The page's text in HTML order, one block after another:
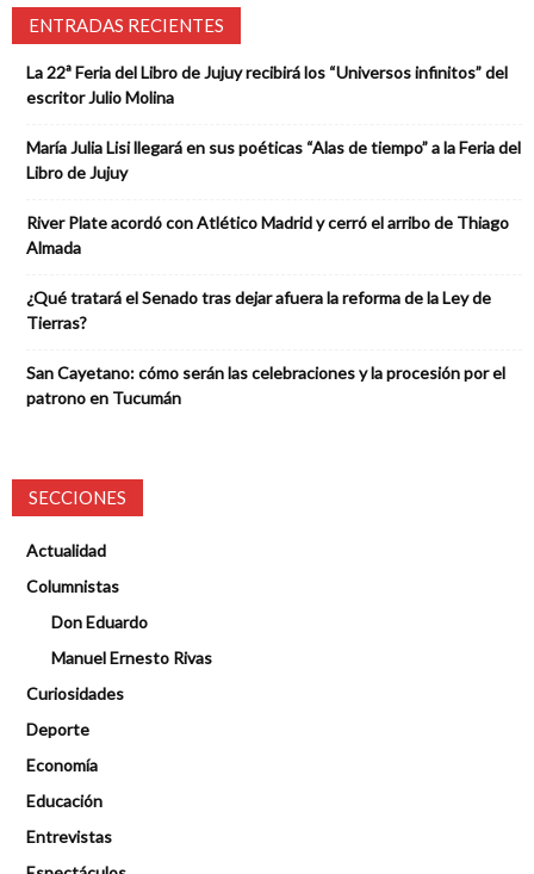
ENTRADAS RECIENTES
La 22ª Feria del Libro de Jujuy recibirá los “Universos infinitos” del
escritor Julio Molina
María Julia Lisi llegará en sus poéticas “Alas de tiempo” a la Feria del
Libro de Jujuy
River Plate acordó con Atlético Madrid y cerró el arribo de Thiago
Almada
¿Qué tratará el Senado tras dejar afuera la reforma de la Ley de
Tierras?
San Cayetano: cómo serán las celebraciones y la procesión por el
patrono en Tucumán
SECCIONES
Actualidad
Columnistas
Don Eduardo
Manuel Ernesto Rivas
Curiosidades
Deporte
Economía
Educación
Entrevistas